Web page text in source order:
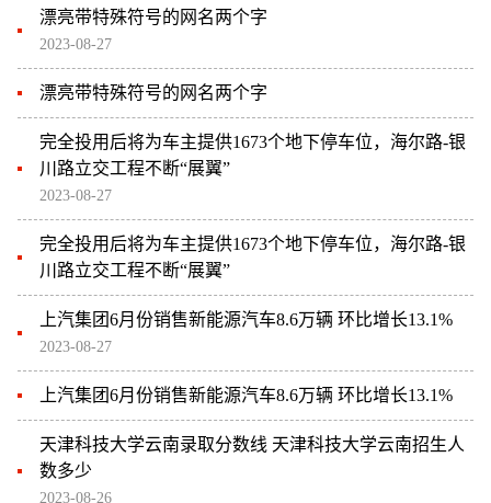
漂亮带特殊符号的网名两个字
2023-08-27
漂亮带特殊符号的网名两个字
完全投用后将为车主提供1673个地下停车位，海尔路-银
川路立交工程不断“展翼”
2023-08-27
完全投用后将为车主提供1673个地下停车位，海尔路-银
川路立交工程不断“展翼”
上汽集团6月份销售新能源汽车8.6万辆 环比增长13.1%
2023-08-27
上汽集团6月份销售新能源汽车8.6万辆 环比增长13.1%
天津科技大学云南录取分数线 天津科技大学云南招生人
数多少
2023-08-26